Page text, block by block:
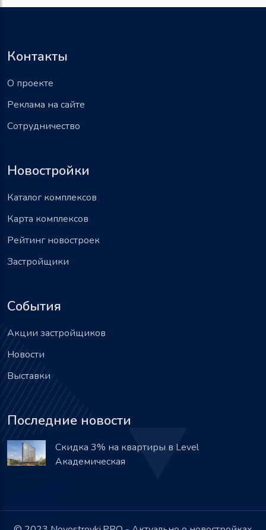
Контакты
О проекте
Реклама на сайте
Сотрудничество
Новостройки
Каталог комплексов
Карта комплексов
Рейтинг новостроек
Застройщики
События
Акции застройщиков
Новости
Выставки
Последние новости
Скидка 3% на квартиры в Level
Академическая